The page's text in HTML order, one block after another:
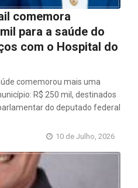
comemora
para a saúde do
com o Hospital do
comemorou mais uma
R$ 250 mil, destinados
do deputado federal
10 de Julho, 2026